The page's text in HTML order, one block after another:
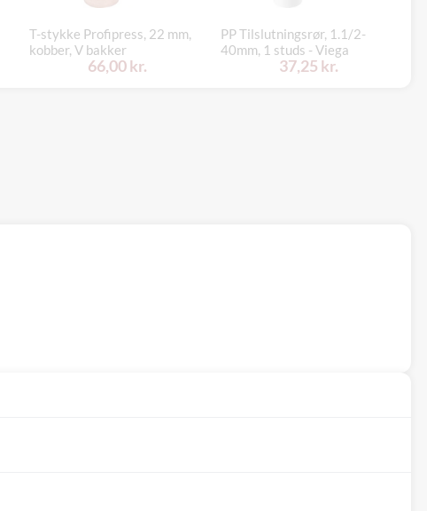
T-stykke Profipress, 22 mm,
kobber, V bakker
66,00 kr.
PP Tilslutningsrør, 1.1/2-
40mm, 1 studs - Viega
37,25 kr.